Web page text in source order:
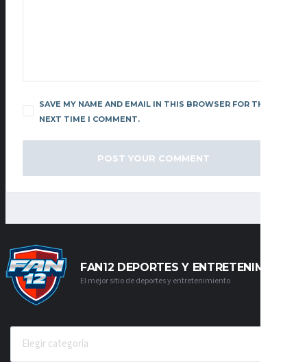
SAVE MY NAME AND EMAIL IN THIS BROWSER FOR THE
NEXT TIME I COMMENT.
FAN12 DEPORTES Y ENTRETENIMIENTO
El mejor sitio de deportes y entretenimiento